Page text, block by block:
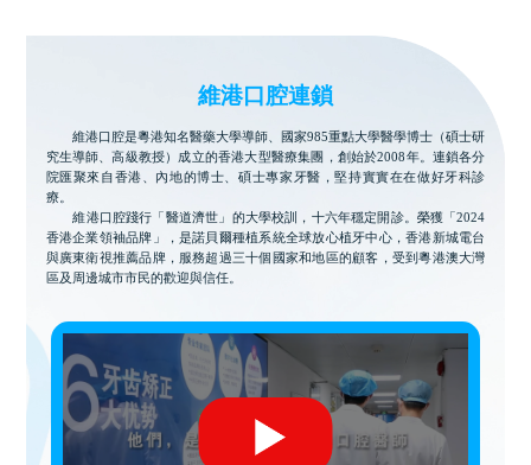
維港口腔連鎖
維港口腔是粵港知名醫藥大學導師、國家985重點大學醫學博士（碩士研
究生導師、高級教授）成立的香港大型醫療集團，創始於2008年。連鎖各分
院匯聚來自香港、內地的博士、碩士專家牙醫，堅持實實在在做好牙科診
療。
維港口腔踐行「醫道濟世」的大學校訓，十六年穩定開診。榮獲「2024
香港企業領袖品牌」，是諾貝爾種植系統全球放心植牙中心，香港新城電台
與廣東衛視推薦品牌，服務超過三十個國家和地區的顧客，受到粵港澳大灣
區及周邊城市市民的歡迎與信任。